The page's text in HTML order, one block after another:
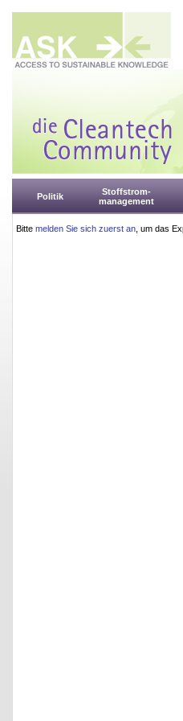
Politik
Stoffstrom-
management
Bitte melden Sie sich zuerst an , um das